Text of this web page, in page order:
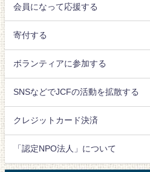
会員になって応援する
寄付する
ボランティアに参加する
SNSなどでJCFの活動を拡散する
クレジットカード決済
「認定NPO法人」について